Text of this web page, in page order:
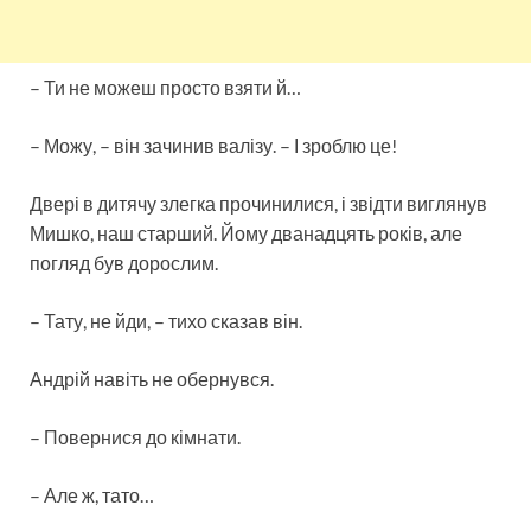
– Ти не можеш просто взяти й…
– Можу, – він зачинив валізу. – І зроблю це!
Двері в дитячу злегка прочинилися, і звідти виглянув
Мишко, наш старший. Йому дванадцять років, але
погляд був дорослим.
– Тату, не йди, – тихо сказав він.
Андрій навіть не обернувся.
– Повернися до кімнати.
– Але ж, тато…